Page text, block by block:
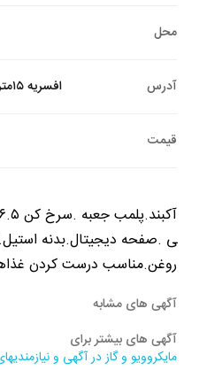
محل
آدرس افسریه ۱۵متری اول ۷ اسلام آباد کوچه سوری
قیمت
روغن.مناسب درست کردن
آگهی های مشابه
آگهی های بیشتر برای
مایکروویو و گاز در آگهی و